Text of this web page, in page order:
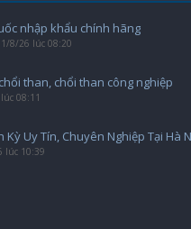
nhập khẩu chính hãng
1/8/26 lúc 08:20
than, chổi than công nghiệp
08:11
Kỳ Uy Tín, Chuyên Nghiệp Tại Hà
lúc 10:39